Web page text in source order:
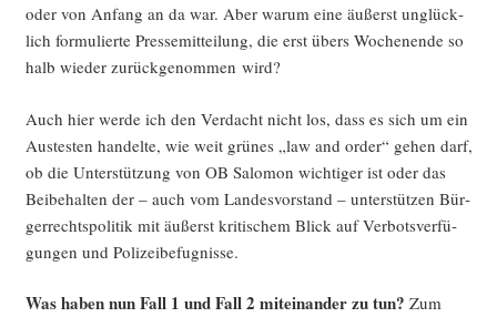
oder von Anfang an da war. Aber war­um eine äußerst unglück­
lich for­mu­lier­te Pres­se­mit­tei­lung, die erst übers Wochen­en­de so
halb wie­der zurück­ge­nom­men wird?
Auch hier wer­de ich den Ver­dacht nicht los, dass es sich um ein
Aus­tes­ten han­del­te, wie weit grü­nes „law and order“ gehen darf,
ob die Unter­stüt­zung von OB Salo­mon wich­ti­ger ist oder das
Bei­be­hal­ten der – auch vom Lan­des­vor­stand – unter­stüt­zen Bür­
ger­rechts­po­li­tik mit äußerst kri­ti­schem Blick auf Ver­bots­ver­fü­
gun­gen und Polizeibefugnisse.
Was haben nun Fall 1 und Fall 2 mit­ein­an­der zu tun? Zum